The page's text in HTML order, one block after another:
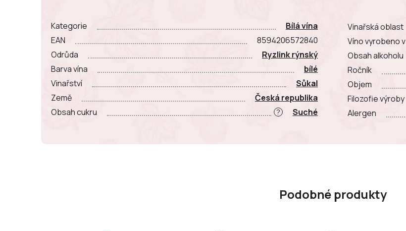
Kategorie
Bílá vína
EAN
8594206572840
Odrůda
Ryzlink rýnský
Barva vína
bílé
Vinařství
Sůkal
Země
Česká republika
?
Obsah cukru Suché
Vinařská oblast
Víno vyrobeno v
Obsah alkoholu
Ročník
Objem
Filozofie výroby
Alergen
Podobné produkty